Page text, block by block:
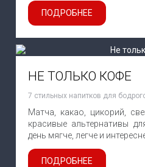
ПОДРОБНЕЕ
НЕ ТОЛЬКО КОФЕ
7 стильных напитков для
Матча, какао, цикорий,
красивые альтернативы
день мягче, легче и
ПОДРОБНЕЕ